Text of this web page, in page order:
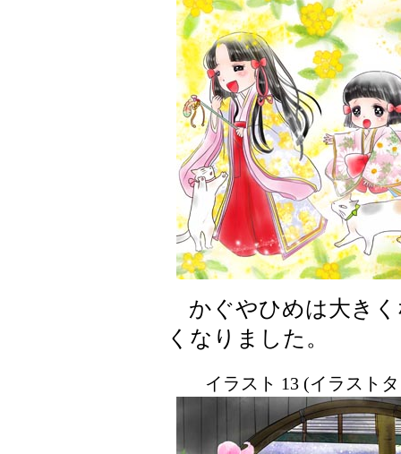
かぐやひめは大きく
くなりました。
イラスト 13 (イラスト